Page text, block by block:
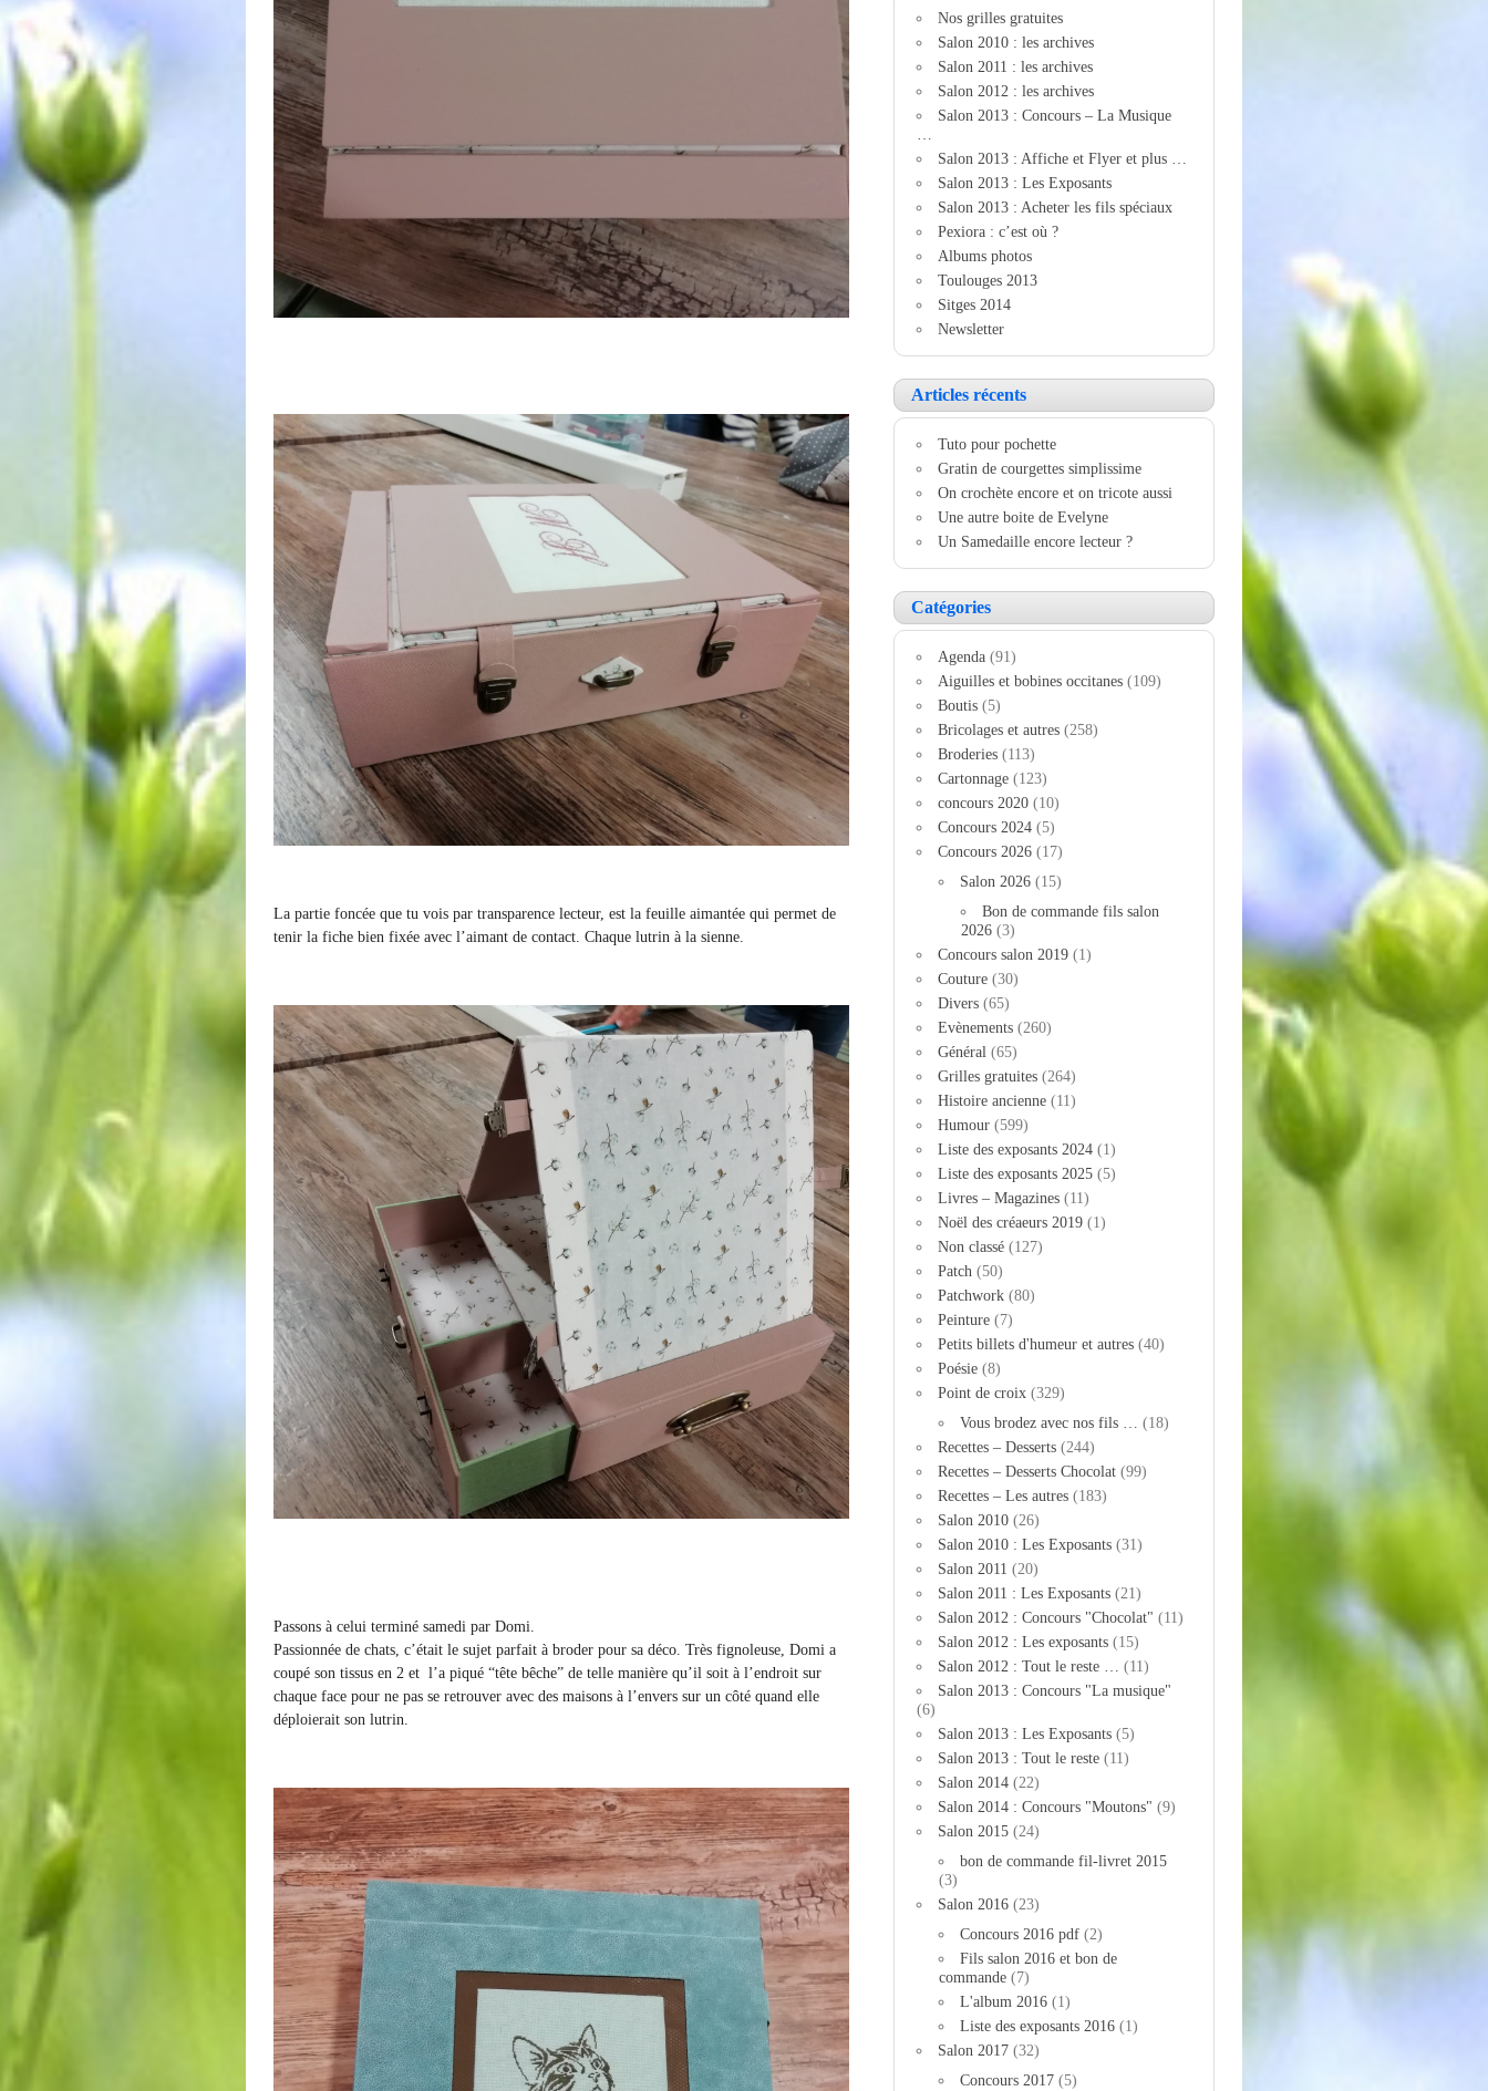
La partie foncée que tu vois par transparence lecteur, est la feuille aimantée qui permet de
tenir la fiche bien fixée avec l’aimant de contact. Chaque lutrin à la sienne.
Passons à celui terminé samedi par Domi.
Passionnée de chats, c’était le sujet parfait à broder pour sa déco. Très fignoleuse, Domi a
coupé son tissus en 2 et l’a piqué “tête bêche” de telle manière qu’il soit à l’endroit sur
chaque face pour ne pas se retrouver avec des maisons à l’envers sur un côté quand elle
déploierait son lutrin.
Nos grilles gratuites
Salon 2010 : les archives
Salon 2011 : les archives
Salon 2012 : les archives
Salon 2013 : Concours – La Musique
Salon 2013 : Affiche et Flyer et plus …
Salon 2013 : Les Exposants
Salon 2013 : Acheter les fils spéciaux
Pexiora : c’est où ?
Albums photos
Toulouges 2013
Sitges 2014
Newsletter
Articles récents
Tuto pour pochette
Gratin de courgettes simplissime
On crochète encore et on tricote aussi
Une autre boite de Evelyne
Un Samedaille encore lecteur ?
Catégories
Agenda (91)
Aiguilles et bobines occitanes (109)
Boutis (5)
Bricolages et autres (258)
Broderies (113)
Cartonnage (123)
concours 2020 (10)
Concours 2024 (5)
Concours 2026 (17)
Salon 2026 (15)
Bon de commande fils salon
2026 (3)
Concours salon 2019 (1)
Couture (30)
Divers (65)
Evènements (260)
Général (65)
Grilles gratuites (264)
Histoire ancienne (11)
Humour (599)
Liste des exposants 2024 (1)
Liste des exposants 2025 (5)
Livres – Magazines (11)
Noël des créaeurs 2019 (1)
Non classé (127)
Patch (50)
Patchwork (80)
Peinture (7)
Petits billets d'humeur et autres (40)
Poésie (8)
Point de croix (329)
Vous brodez avec nos fils …
(18)
Recettes – Desserts (244)
Recettes – Desserts Chocolat (99)
Recettes – Les autres (183)
Salon 2010 (26)
Salon 2010 : Les Exposants (31)
Salon 2011 (20)
Salon 2011 : Les Exposants (21)
Salon 2012 : Concours "Chocolat" (11)
Salon 2012 : Les exposants (15)
Salon 2012 : Tout le reste …
(11)
Salon 2013 : Concours "La musique"
(6)
Salon 2013 : Les Exposants (5)
Salon 2013 : Tout le reste (11)
Salon 2014 (22)
Salon 2014 : Concours "Moutons" (9)
Salon 2015 (24)
bon de commande fil-livret 2015
(3)
Salon 2016 (23)
Concours 2016 pdf (2)
Fils salon 2016 et bon de
commande (7)
L'album 2016 (1)
Liste des exposants 2016 (1)
Salon 2017 (32)
Concours 2017 (5)